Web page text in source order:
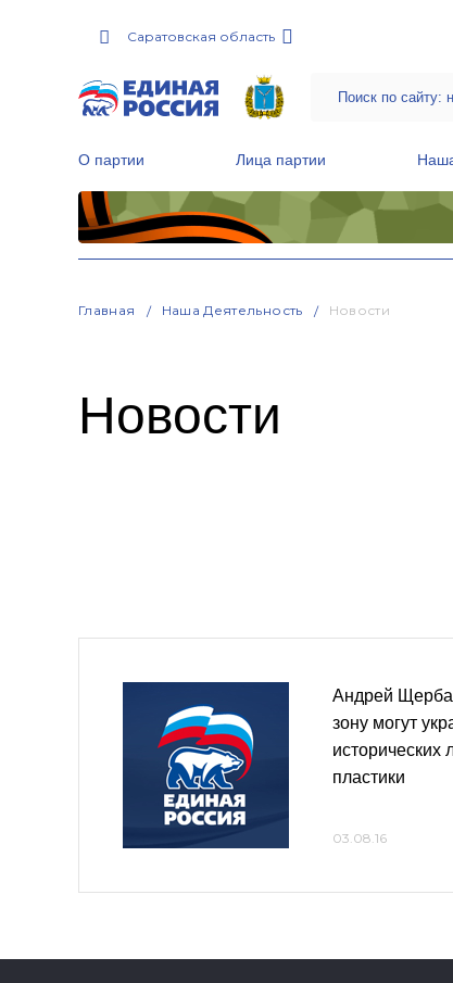
Саратовская область
О партии Лица партии
Главная Наша Деятельность Новости
Новости
Андрей
зону могут
исторических
пластики
03.08.16